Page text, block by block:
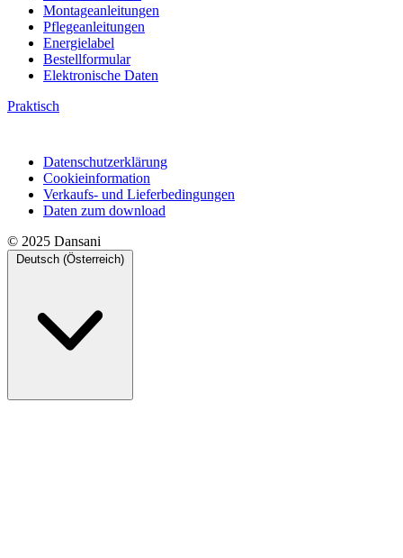
Montageanleitungen
Pflegeanleitungen
Energielabel
Bestellformular
Elektronische Daten
Praktisch
Datenschutzerklärung
Cookieinformation
Verkaufs- und Lieferbedingungen
Daten zum download
© 2025 Dansani
Deutsch (Österreich)